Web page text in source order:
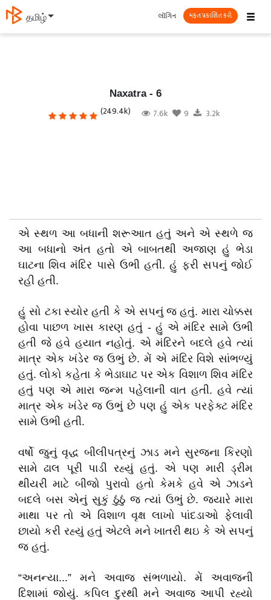
தமிழ் ☰
લૉગિન મફત પ્રકાશિત કરો
Naxatra - 6
(249.4k) 7.6k 9 3.2k
એ સ્થળ આ બધાની શરૂઆત હતું અને એ સ્થળે જ
આ બધાનો અંત હતો એ બાબતથી અજાણ હું ભેડા
ઘાટના શિવ મંદિર પાસે ઉભી હતી. હું ફરી સપનું જોઈ
રહી હતી.
હું સો ટકા સ્યોર હતી કે એ સપનું જ હતું. મારા ચોક્કસ
હોવા પાછળ ખાસ કારણ હતું - હું એ મંદિર સામે ઉભી
હતી જે હવે હયાત નહોતું. એ મંદિરને બદલે હવે ત્યાં
માત્ર એક ખંડેર જ ઉભું છે. મેં એ મંદિર વિશે સાંભળ્યું
હતું. લોકો કહેતા કે ભેડાઘાટ પર એક વિશાળ શિવ મંદિર
હતું પણ એ મારા જન્મ પહેલાની વાત હતી. હવે ત્યાં
માત્ર એક ખંડેર જ ઉભું છે પણ હું એક પરફેક્ટ મંદિર
સામે ઉભી હતી.
વર્ષો જુનું વૃદ્ધ બીલીપત્રનું ઝાડ મને સુરજના કિરણો
સામે ઢાલ પૂરી પાડી રહ્યું હતું. એ પણ મારી ડ્રીમ
થીયરી માટે બીજો પુરાવો હતો કેમકે હવે એ ઝાડને
બદલે બસ એનું સુકું ઠુંઠું જ ત્યાં ઉભું છે. જયારે મારા
માથા પર તો એ વિશાળ વૃક્ષ લાખો પાંદડાઓ ફેલાવી
છાયો કરી રહ્યું હતું એટલે મને ખાતરી થઇ કે એ સપનું
જ હતું.
“અનન્યા...” મને અવાજ સંભળાયો. મેં અવાજની
દિશામાં જોયું. કપિલ દુરથી મને અવાજ આપી રહ્યો